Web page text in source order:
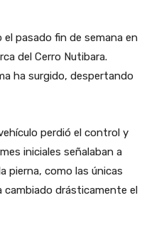
pasado fin de semana en
del Cerro Nutibara.
ha surgido, despertando
perdió el control y
iniciales señalaban a
pierna, como las únicas
cambiado drásticamente el